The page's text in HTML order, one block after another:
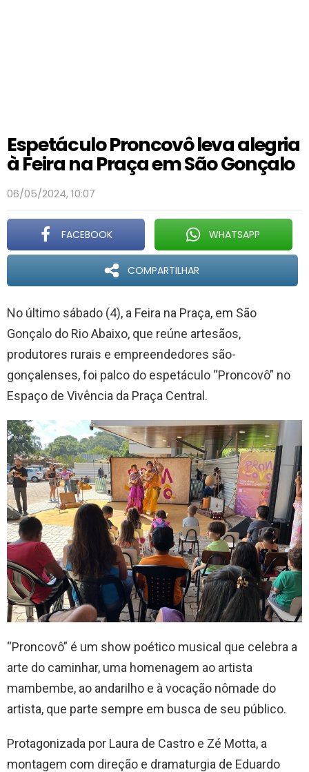
Espetáculo Proncovô leva alegria
à Feira na Praça em São Gonçalo
06/05/2024, 10:07
FACEBOOK WHATSAPP
COMPARTILHAR
No último sábado (4), a Feira na Praça, em São
Gonçalo do Rio Abaixo, que reúne artesãos,
produtores rurais e empreendedores são-
gonçalenses, foi palco do espetáculo “Proncovô” no
Espaço de Vivência da Praça Central.
“Proncovô” é um show poético musical que celebra a
arte do caminhar, uma homenagem ao artista
mambembe, ao andarilho e à vocação nômade do
artista, que parte sempre em busca de seu público.
Protagonizada por Laura de Castro e Zé Motta, a
montagem com direção e dramaturgia de Eduardo